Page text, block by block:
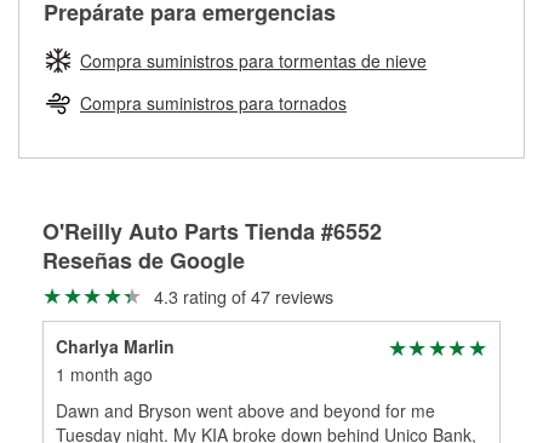
Herramientas de O'Reilly
pueden ser reutilizados, podemos ayudarte a encontrar las
partes de reemplazo correctas para tu reparación.
Rectificación de tambores y discos de freno
averiada o determina los acoplamientos y la longitud
adecuados para que te construyamos una nueva. O'Reilly
Auto Parts tiene las mangueras y los acoples adecuados
para reparar el sistema hidráulico de tu maquinaria
agrícola o de construcción.
Más información acerca del servicio de mangueras
Prepárate para emergencias
Compra suministros para tormentas de nieve
Compra suministros para tornados
O'Reilly Auto Parts Tienda #6552
Reseñas de Google
4.3 rating of 47 reviews
Charlya Marlin
1 month ago
Dawn and Bryson went above and beyond for me
Tuesday night. My KIA broke down behind Unico Bank,